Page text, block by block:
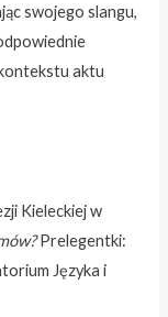
swojego slangu,
aktu
Kieleckiej w
Prelegentki:
Języka i